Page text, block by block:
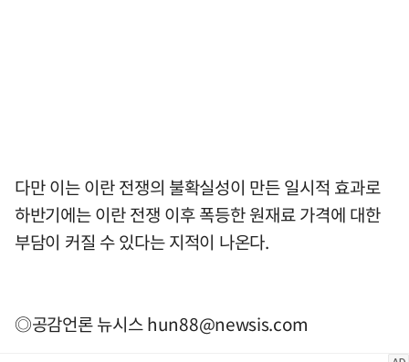
다만 이는 이란 전쟁의 불확실성이 만든 일시적 효과로
하반기에는 이란 전쟁 이후 폭등한 원재료 가격에 대한
부담이 커질 수 있다는 지적이 나온다.
◎공감언론 뉴시스hun88@newsis.com